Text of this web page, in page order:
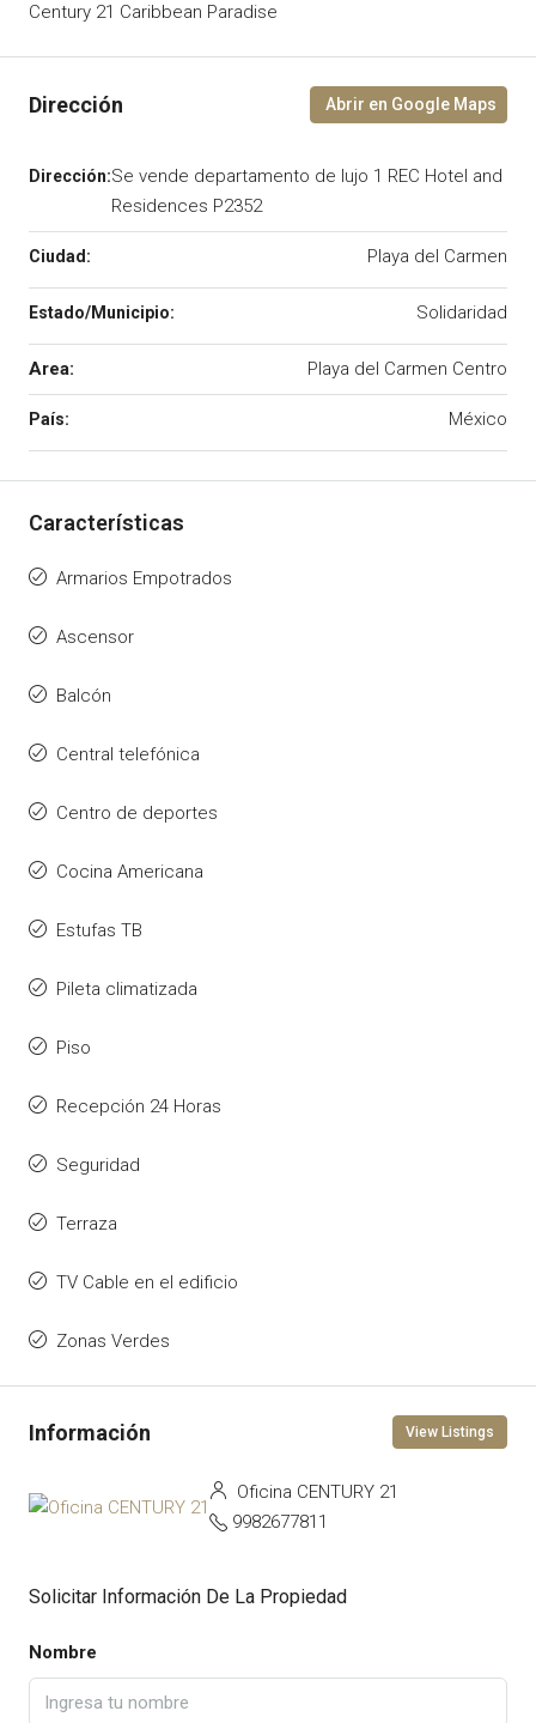
Century 21 Caribbean Paradise
Se vende departamento de lujo 1 REC Hotel and
Residences P2352
Playa del Carmen
Solidaridad
Area: Playa del Carmen Centro
México
Armarios Empotrados
Ascensor
Balcón
Central telefónica
Centro de deportes
Cocina Americana
Estufas TB
Pileta climatizada
Piso
Recepción 24 Horas
Seguridad
Terraza
TV Cable en el edificio
Zonas Verdes
View Listings
Oficina CENTURY 21
9982677811
Solicitar Información De La Propiedad
Nombre